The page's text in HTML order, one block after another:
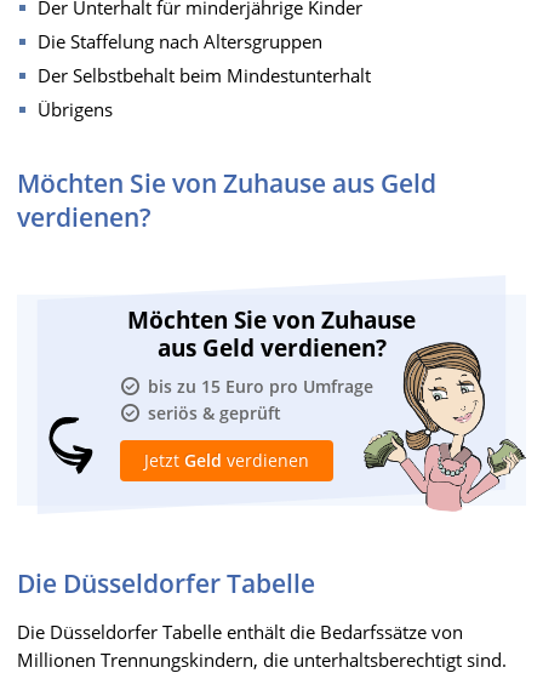
Der Unterhalt für minderjährige Kinder
Die Staffelung nach Altersgruppen
Der Selbstbehalt beim Mindestunterhalt
Übrigens
Möchten Sie von Zuhause aus Geld
verdienen?
Möchten Sie von Zuhause
aus Geld verdienen?
bis zu 15 Euro pro Umfrage
seriös & geprüft
Jetzt Geld verdienen
Die Düsseldorfer Tabelle
Die Düsseldorfer Tabelle enthält die Bedarfssätze von
Millionen Trennungskindern, die unterhaltsberechtigt sind.